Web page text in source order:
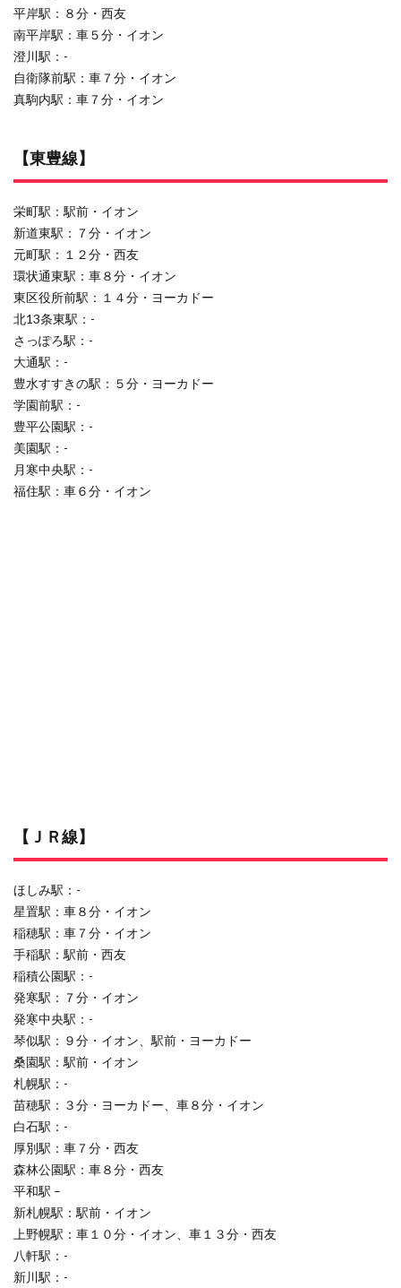
平岸駅：８分・西友
南平岸駅：車５分・イオン
澄川駅：-
自衛隊前駅：車７分・イオン
真駒内駅：車７分・イオン
【東豊線】
栄町駅：駅前・イオン
新道東駅：７分・イオン
元町駅：１２分・西友
環状通東駅：車８分・イオン
東区役所前駅：１４分・ヨーカドー
北13条東駅：-
さっぽろ駅：-
大通駅：-
豊水すすきの駅：５分・ヨーカドー
学園前駅：-
豊平公園駅：-
美園駅：-
月寒中央駅：-
福住駅：車６分・イオン
【ＪＲ線】
ほしみ駅：-
星置駅：車８分・イオン
稲穂駅：車７分・イオン
手稲駅：駅前・西友
稲積公園駅：-
発寒駅：７分・イオン
発寒中央駅：-
琴似駅：９分・イオン、駅前・ヨーカドー
桑園駅：駅前・イオン
札幌駅：-
苗穂駅：３分・ヨーカドー、車８分・イオン
白石駅：-
厚別駅：車７分・西友
森林公園駅：車８分・西友
平和駅 –
新札幌駅：駅前・イオン
上野幌駅：車１０分・イオン、車１３分・西友
八軒駅：-
新川駅：-